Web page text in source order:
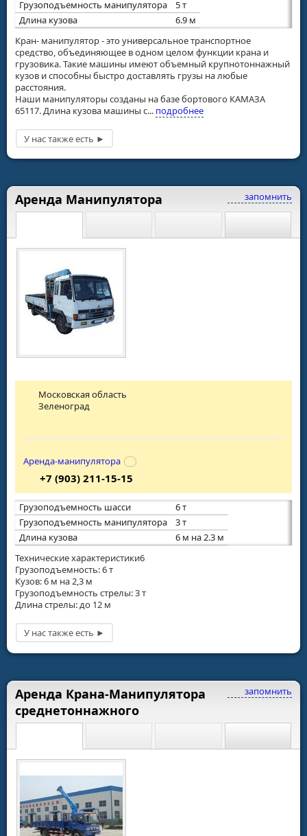
Грузоподъемность манипулятора
5 т
Длина кузова
6.9 м
Кран- манипулятор - это универсальное транспортное
средство, объединяющее в одном целом функции крана и
грузовика. Такие машины имеют объемный крупнотоннажный
кузов и способны быстро доставлять грузы на любые
расстояния.
Наши манипуляторы созданы на базе бортового КАМАЗА
65117. Длина кузова машины с... подробнее
запомнить
Аренда Манипулятора
Грузоподъемность шасси
6 т
Грузоподъемность манипулятора
3 т
Длина кузова
6 м на 2.3 м
Технические характеристики6
Грузоподъемность: 6 т
Кузов: 6 м на 2,3 м
Грузоподъемность стрелы: 3 т
Длина стрелы: до 12 м
Московская область
Зеленоград
Аренда-манипулятора
+7 (903) 211-15-15
запомнить
Аренда Крана-Манипулятора
среднетоннажного